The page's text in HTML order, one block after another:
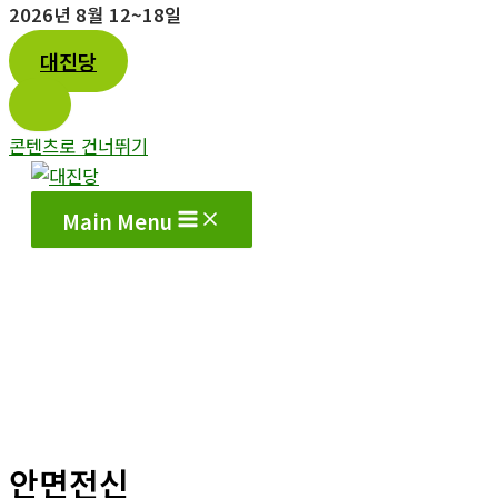
2026년 8월 12~18일
대진당
콘텐츠로 건너뛰기
Main Menu
안면전신